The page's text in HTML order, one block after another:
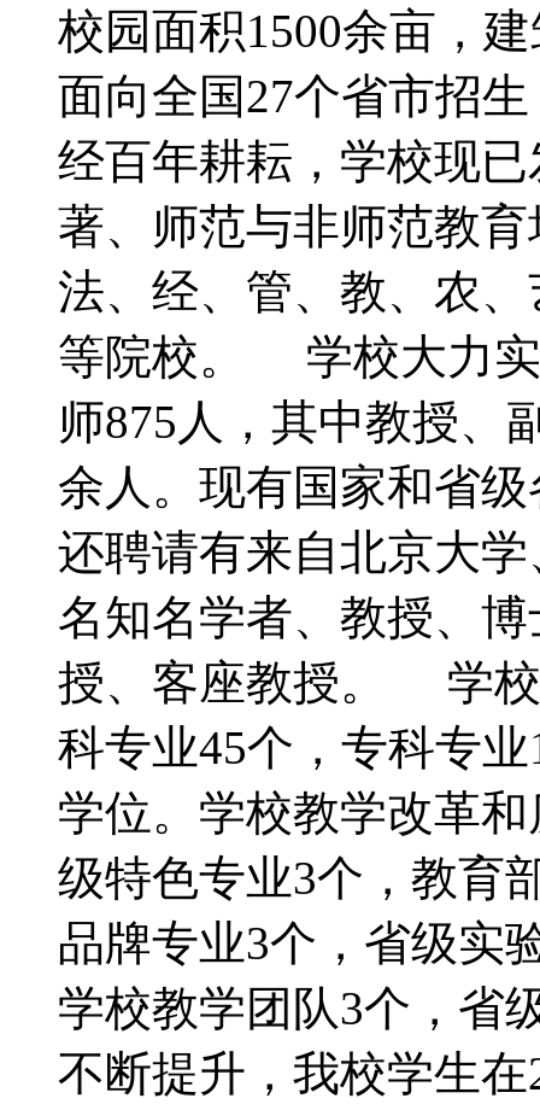
校园面积1500余亩，
面向全国27个省市招
经百年耕耘，学校现
著、师范与非师范教
法、经、管、教、农
等院校。 学校大力实
师875人，其中教授、
余人。现有国家和省
还聘请有来自北京大
名知名学者、教授、
授、客座教授。 学校
科专业45个，专科专
学位。学校教学改革
级特色专业3个，教育
品牌专业3个，省级实
学校教学团队3个，省
不断提升，我校学生